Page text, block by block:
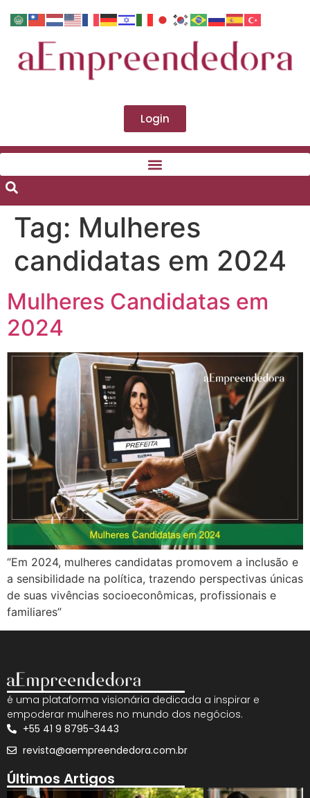
Login
Tag: Mulheres
candidatas em 2024
Mulheres Candidatas em
2024
“Em 2024, mulheres candidatas promovem a inclusão e
a sensibilidade na política, trazendo perspectivas únicas
de suas vivências socioeconômicas, profissionais e
familiares”
é uma plataforma visionária dedicada a inspirar e
empoderar mulheres no mundo dos negócios.
+55 41 9 8795-3443
revista@aempreendedora.com.br
Últimos Artigos